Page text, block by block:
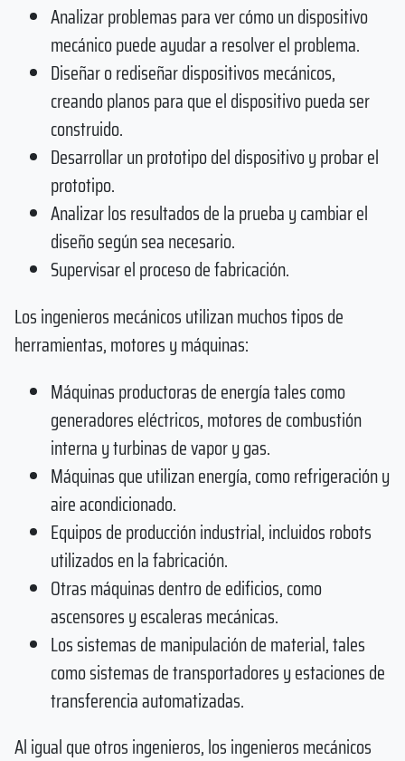
Analizar problemas para ver cómo un dispositivo
mecánico puede ayudar a resolver el problema.
Diseñar o rediseñar dispositivos mecánicos,
creando planos para que el dispositivo pueda ser
construido.
Desarrollar un prototipo del dispositivo y probar el
prototipo.
Analizar los resultados de la prueba y cambiar el
diseño según sea necesario.
Supervisar el proceso de fabricación.
Los ingenieros mecánicos utilizan muchos tipos de
herramientas, motores y máquinas:
Máquinas productoras de energía tales como
generadores eléctricos, motores de combustión
interna y turbinas de vapor y gas.
Máquinas que utilizan energía, como refrigeración y
aire acondicionado.
Equipos de producción industrial, incluidos robots
utilizados en la fabricación.
Otras máquinas dentro de edificios, como
ascensores y escaleras mecánicas.
Los sistemas de manipulación de material, tales
como sistemas de transportadores y estaciones de
transferencia automatizadas.
Al igual que otros ingenieros, los ingenieros mecánicos